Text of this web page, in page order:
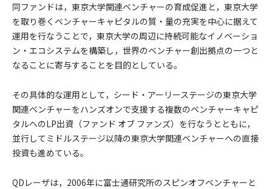
同ファンドは，東京大学関連ベンチャーの育成促進と，東京大学
を取り巻くベンチャーキャピタルの質・量の充実を中心に据えて
運用を行なうことで，東京大学の周辺に持続可能なイノベーショ
ン・エコシステムを構築し，世界のベンチャー創出拠点の一つと
なることに寄与することを目的としている。
その具体的な運用として，シード・アーリーステージの東京大学
関連ベンチャーをハンズオンで支援する複数のベンチャーキャピ
タルへのLP出資（ファンド オブ ファンズ）を行なうとともに，
並行してミドルステージ以降の東京大学関連ベンチャーへの直接
投資も進めている。
QDレーザは，2006年に富士通研究所のスピンオフベンチャーと